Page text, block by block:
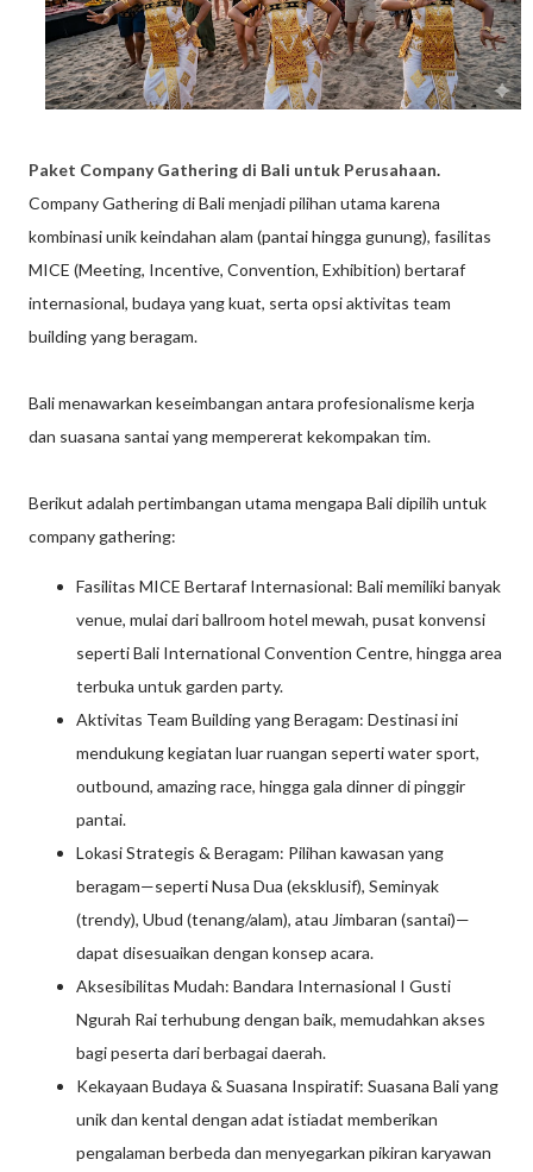
Paket Company Gathering di Bali untuk Perusahaan.
Company Gathering di Bali menjadi pilihan utama karena
kombinasi unik keindahan alam (pantai hingga gunung), fasilitas
MICE (Meeting, Incentive, Convention, Exhibition) bertaraf
internasional, budaya yang kuat, serta opsi aktivitas team
building yang beragam.
Bali menawarkan keseimbangan antara profesionalisme kerja
dan suasana santai yang mempererat kekompakan tim.
Berikut adalah pertimbangan utama mengapa Bali dipilih untuk
company gathering:
Fasilitas MICE Bertaraf Internasional: Bali memiliki banyak
venue, mulai dari ballroom hotel mewah, pusat konvensi
seperti Bali International Convention Centre, hingga area
terbuka untuk garden party.
Aktivitas Team Building yang Beragam: Destinasi ini
mendukung kegiatan luar ruangan seperti water sport,
outbound, amazing race, hingga gala dinner di pinggir
pantai.
Lokasi Strategis & Beragam: Pilihan kawasan yang
beragam—seperti Nusa Dua (eksklusif), Seminyak
(trendy), Ubud (tenang/alam), atau Jimbaran (santai)—
dapat disesuaikan dengan konsep acara.
Aksesibilitas Mudah: Bandara Internasional I Gusti
Ngurah Rai terhubung dengan baik, memudahkan akses
bagi peserta dari berbagai daerah.
Kekayaan Budaya & Suasana Inspiratif: Suasana Bali yang
unik dan kental dengan adat istiadat memberikan
pengalaman berbeda dan menyegarkan pikiran karyawan